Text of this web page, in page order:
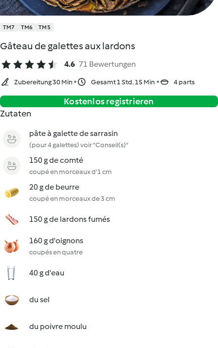
TM7 TM6 TM5
Gâteau de galettes aux lardons
4.6 71 Bewertungen
Zubereitung 30 Min Gesamt 1 Std. 15 Min 4 parts
Kostenlos registrieren
Zutaten
pâte à galette de sarrasin
(pour 4 galettes) voir "Conseil(s)"
150 g de comté
coupé en morceaux d'1 cm
20 g de beurre
coupé en morceaux de 3 cm
150 g de lardons fumés
160 g d'oignons
coupés en quatre
40 g d'eau
du sel
du poivre moulu